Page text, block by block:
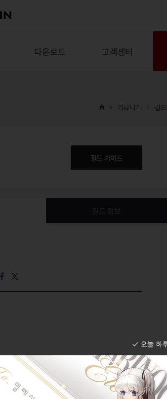
다운로드 고객센터
커뮤니티 길드
길드 가이드